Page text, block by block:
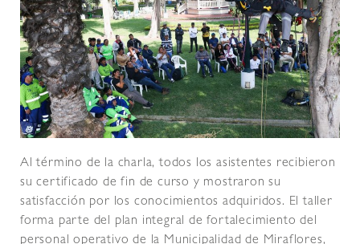
Al término de la charla, todos los asistentes recibieron
su certificado de fin de curso y mostraron su
satisfacción por los conocimientos adquiridos. El taller
forma parte del plan integral de fortalecimiento del
personal operativo de la Municipalidad de Miraflores,